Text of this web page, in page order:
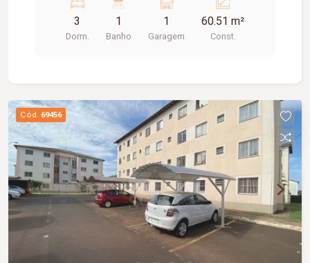
Parque infantil. -Quadra de esporte. -
Churrasqueira. -Mais de 80 câmeras de vigilância.
3
Dorm.
1
Banho
1
Garagem
60.51 m²
Const.
Cód. 69456